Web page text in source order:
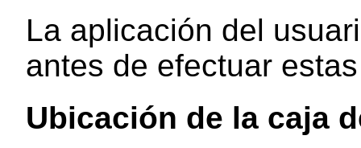
La aplicación del
antes de efectuar
Ubicación de la caja